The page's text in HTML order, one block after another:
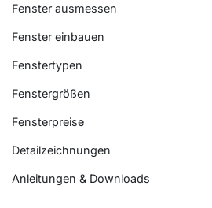
Fenster ausmessen
Fenster einbauen
Fenstertypen
Fenstergrößen
Fensterpreise
Detailzeichnungen
Anleitungen & Downloads